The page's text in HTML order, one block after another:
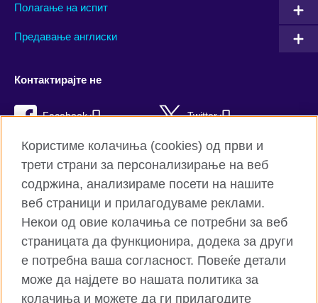
Полагање на испит
Предавање англиски
Контактирајте не
Facebook Twitter
YouTube Flickr
Британски совет на глобално ниво
Приватност и услови
Колачиња
Користиме колачиња (cookies) од први и
трети страни за персонализирање на веб
содржина, анализираме посети на нашите
веб страници и прилагодуваме реклами.
Некои од овие колачиња се потребни за веб
страницата да функционира, додека за други
е потребна ваша согласност. Повеќе детали
може да најдете во нашата политика за
колачиња и можете да ги прилагодите